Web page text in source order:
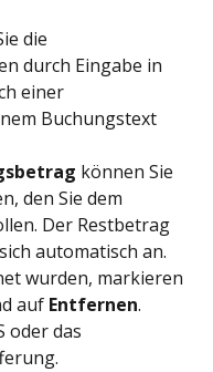
die
durch Eingabe in
einer
Buchungstext
können Sie
den Sie dem
Der Restbetrag
automatisch an.
wurden, markieren
auf Entfernen.
oder das